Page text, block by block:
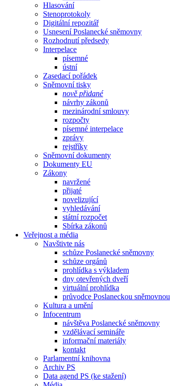
Hlasování
Stenoprotokoly
Digitální repozitář
Usnesení Poslanecké sněmovny
Rozhodnutí předsedy
Interpelace
písemné
ústní
Zasedací pořádek
Sněmovní tisky
nově přidané
návrhy zákonů
mezinárodní smlouvy
rozpočty
písemné interpelace
zprávy
rejstříky
Sněmovní dokumenty
Dokumenty EU
Zákony
navržené
přijaté
novelizující
vyhledávání
státní rozpočet
Sbírka zákonů
Veřejnost a média
Navštivte nás
schůze Poslanecké sněmovny
schůze orgánů
prohlídka s výkladem
dny otevřených dveří
virtuální prohlídka
průvodce Poslaneckou sněmovnou
Kultura a umění
Infocentrum
návštěva Poslanecké sněmovny
vzdělávací semináře
informační materiály
kontakt
Parlamentní knihovna
Archiv PS
Data agend PS (ke stažení)